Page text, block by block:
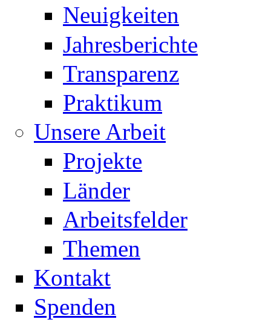
Neuigkeiten
Jahresberichte
Transparenz
Praktikum
Unsere Arbeit
Projekte
Länder
Arbeitsfelder
Themen
Kontakt
Spenden